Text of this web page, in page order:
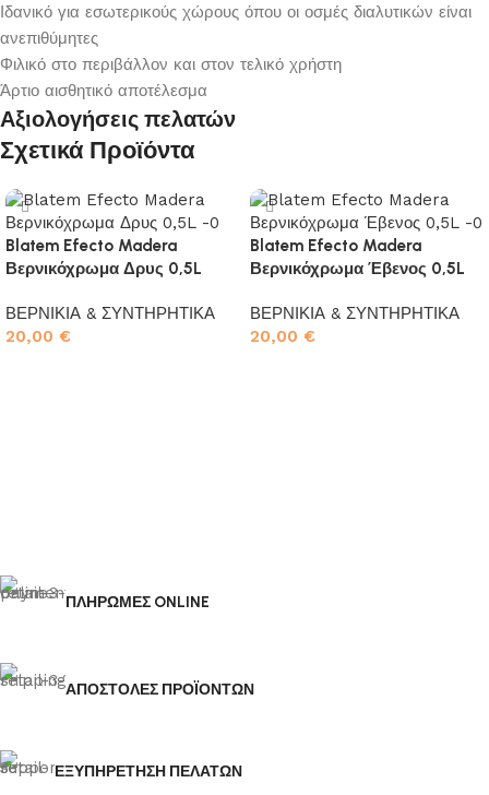
Ιδανικό για εσωτερικούς χώρους όπου οι οσμές διαλυτικών είναι
ανεπιθύμητες
Φιλικό στο περιβάλλον και στον τελικό χρήστη
Άρτιο αισθητικό αποτέλεσμα
Αξιολογήσεις πελατών
Σχετικά Προϊόντα
Blatem Efecto Madera
Βερνικόχρωμα Δρυς 0,5L
ΒΕΡΝΙΚΙΑ & ΣΥΝΤΗΡΗΤΙΚΑ
20,00 €
Blatem Efecto Madera
Βερνικόχρωμα Έβενος 0,5L
ΒΕΡΝΙΚΙΑ & ΣΥΝΤΗΡΗΤΙΚΑ
20,00 €
ΠΛΗΡΩΜΕΣ ONLINE
ΑΠΟΣΤΟΛΕΣ ΠΡΟΪΟΝΤΩΝ
ΕΞΥΠΗΡΕΤΗΣΗ ΠΕΛΑΤΩΝ